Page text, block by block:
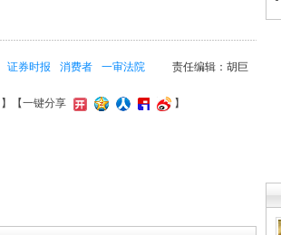
责任编辑：胡巨
证券时报 消费者 一审法院
】 【一键分享 】